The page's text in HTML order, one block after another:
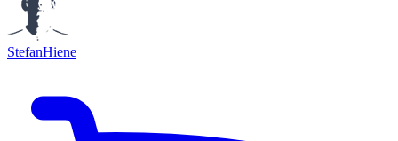
StefanHiene